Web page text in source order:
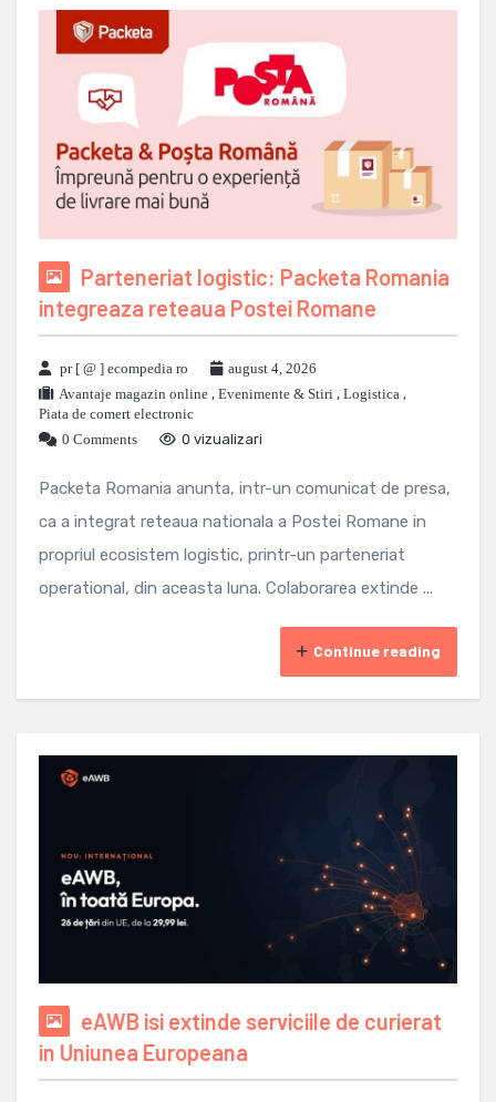
Parteneriat logistic: Packeta Romania
integreaza reteaua Postei Romane
pr [ @ ] ecompedia ro
august 4, 2026
Avantaje magazin online , Evenimente & Stiri , Logistica ,
Piata de comert electronic
0 Comments
0 vizualizari
Packeta Romania anunta, intr-un comunicat de presa,
ca a integrat reteaua nationala a Postei Romane in
propriul ecosistem logistic, printr-un parteneriat
operational, din aceasta luna. Colaborarea extinde ...
Continue reading
eAWB isi extinde serviciile de curierat
in Uniunea Europeana